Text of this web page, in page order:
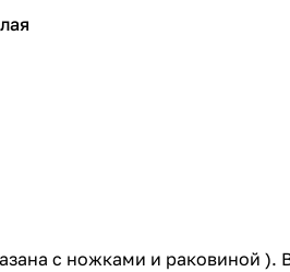
с ножками и раковиной ).